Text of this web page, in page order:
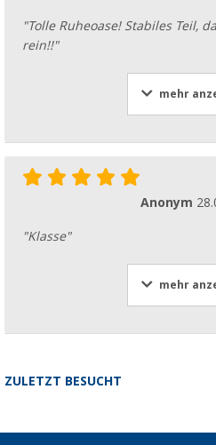
"Tolle Ruheoase! Stabiles Teil,
rein!!"
mehr
Anonym
"Klasse"
mehr
ZULETZT BESUCHT